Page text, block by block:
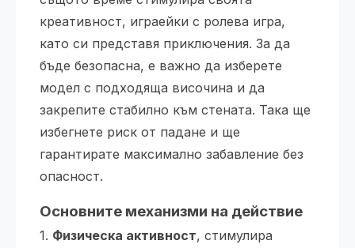
креативност, играейки с ролева игра,
като си представя приключения. За да
бъде безопасна, е важно да изберете
модел с подходяща височина и да
закрепите стабилно към стената. Така ще
избегнете риск от падане и ще
гарантирате максимално забавление без
опасност.
Основните механизми на действие
1. Физическа активност, стимулира